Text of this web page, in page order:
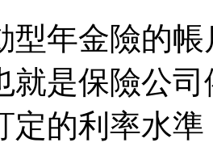
型年金險的
就是保險公
定的利率水